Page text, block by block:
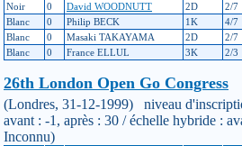
Noir
0 David WOODNUTT 2D 2/7
Blanc
0 Philip BECK 1K 4/7
Blanc
0 Masaki TAKAYAMA 2D 2/7
Blanc
0 France ELLUL 3K 2/3
26th London Open Go Congress
(Londres, 31-12-1999) niveau
avant : -1, après : 30 / échelle hybride :
Inconnu)